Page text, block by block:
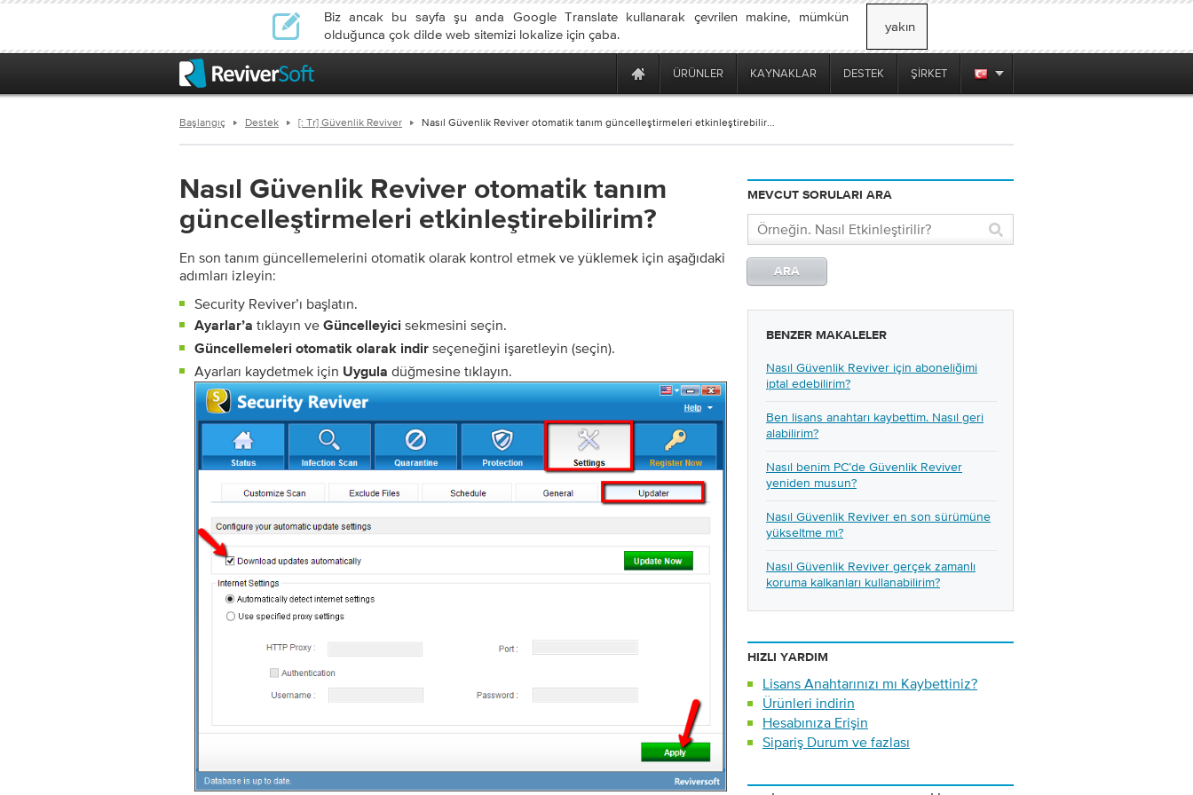
Biz ancak bu sayfa şu anda Google Translate kullanarak çevrilen makine, mümkün
olduğunca çok dilde web sitemizi lokalize için çaba.
yakın
ÜRÜNLER KAYNAKLAR DESTEK ŞIRKET
Başlangıç Destek [: Tr] Güvenlik Reviver Nasıl Güvenlik Reviver otomatik tanım güncelleştirmeleri etkinleştirebilir...
Nasıl Güvenlik Reviver otomatik tanım
güncelleştirmeleri etkinleştirebilirim?
En son tanım güncellemelerini otomatik olarak kontrol etmek ve yüklemek için aşağıdaki
adımları izleyin:
Security Reviver’ı başlatın.
Ayarlar’a tıklayın ve Güncelleyici sekmesini seçin.
Güncellemeleri otomatik olarak indir seçeneğini işaretleyin (seçin).
Ayarları kaydetmek için Uygula düğmesine tıklayın.
MEVCUT SORULARI ARA
BENZER MAKALELER
Nasıl Güvenlik Reviver için aboneliğimi
iptal edebilirim?
Ben lisans anahtarı kaybettim. Nasıl geri
alabilirim?
Nasıl benim PC’de Güvenlik Reviver
yeniden musun?
Nasıl Güvenlik Reviver en son sürümüne
yükseltme mı?
Nasıl Güvenlik Reviver gerçek zamanlı
koruma kalkanları kullanabilirim?
HIZLI YARDIM
Lisans Anahtarınızı mı Kaybettiniz?
Ürünleri indirin
Hesabınıza Erişin
Sipariş Durum ve fazlası